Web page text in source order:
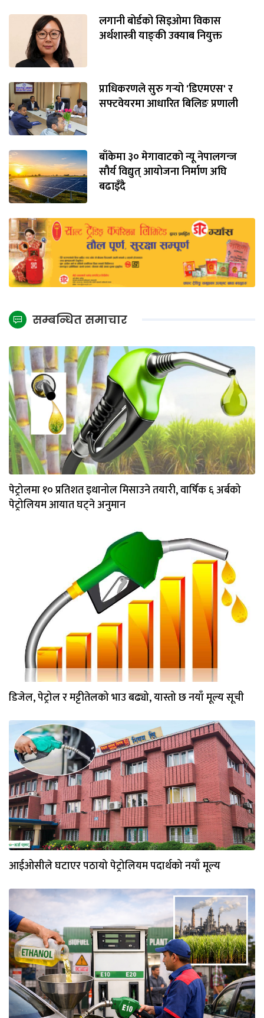
लगानी बोर्डको सिइओमा विकास
अर्थशास्त्री याङ्‌की उक्याब नियुक्त
प्राधिकरणले सुरु गर्‍यो 'डिएमएस' र
सफ्टवेयरमा आधारित बिलिङ प्रणाली
बाँकेमा ३० मेगावाटको न्यू नेपालगन्ज
सौर्य विद्युत् आयोजना निर्माण अघि
बढाइँदै
सम्बन्धित समाचार
पेट्रोलमा १० प्रतिशत इथानोल मिसाउने तयारी, वार्षिक ६ अर्बको
पेट्रोलियम आयात घट्ने अनुमान
डिजेल, पेट्रोल र मट्टीतेलको भाउ बढ्यो, यास्तो छ नयाँ मूल्य सूची
आईओसीले घटाएर पठायो पेट्रोलियम पदार्थको नयाँ मूल्य